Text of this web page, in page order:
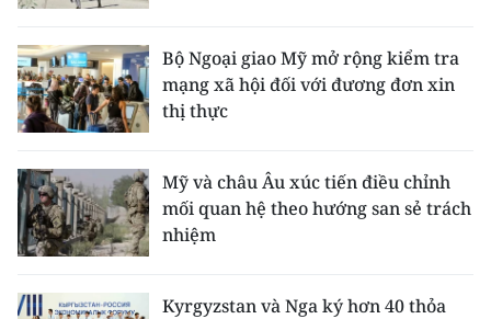
한국어
Bộ Ngoại giao Mỹ mở rộng kiểm tra
mạng xã hội đối với đương đơn xin
thị thực
Mỹ và châu Âu xúc tiến điều chỉnh
mối quan hệ theo hướng san sẻ trách
nhiệm
Kyrgyzstan và Nga ký hơn 40 thỏa